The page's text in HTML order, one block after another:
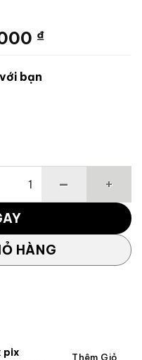
₫.
₫Giá
bạn
Neck TaylorMade số
HÀNG
pix
Thêm Giỏ